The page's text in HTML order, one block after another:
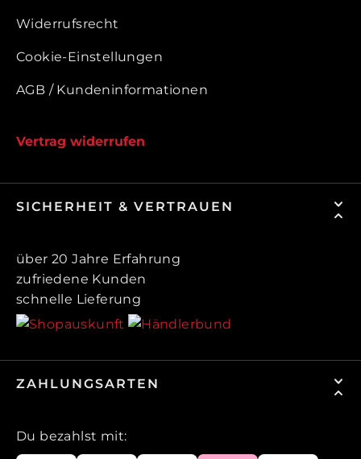
Widerrufsrecht
Cookie-Einstellungen
AGB / Kundeninformationen
Vertrag widerrufen
SICHERHEIT & VERTRAUEN
über 20 Jahre Erfahrung
zufriedene Kunden
schnelle Lieferung
ZAHLUNGSARTEN
Du bezahlst mit: